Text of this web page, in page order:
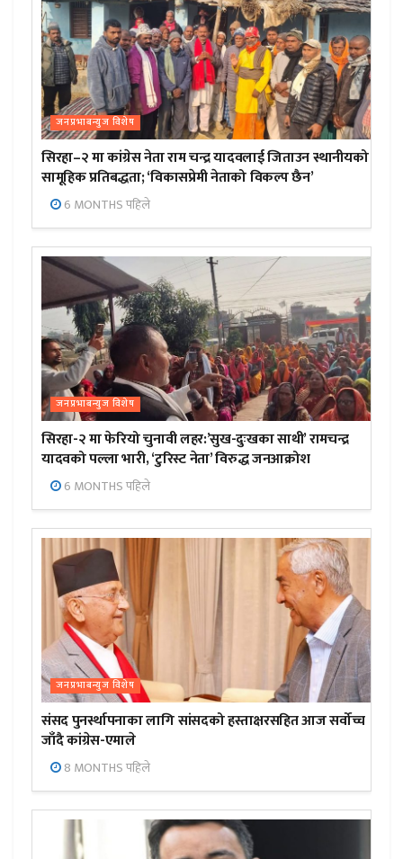
जनप्रभाबन्युज विशेष
सिरहा–२ मा कांग्रेस नेता राम चन्द्र यादवलाई जिताउन स्थानीयको
सामूहिक प्रतिबद्धता; ‘विकासप्रेमी नेताको विकल्प छैन’
6 MONTHS पहिले
जनप्रभाबन्युज विशेष
सिरहा-२ मा फेरियो चुनावी लहर:’सुख-दुःखका साथी’ रामचन्द्र
यादवको पल्ला भारी, ‘टुरिस्ट नेता’ विरुद्ध जनआक्रोश
6 MONTHS पहिले
जनप्रभाबन्युज विशेष
संसद पुनर्स्थापनाका लागि सांसदको हस्ताक्षरसहित आज सर्वोच्च
जाँदै कांग्रेस-एमाले
8 MONTHS पहिले